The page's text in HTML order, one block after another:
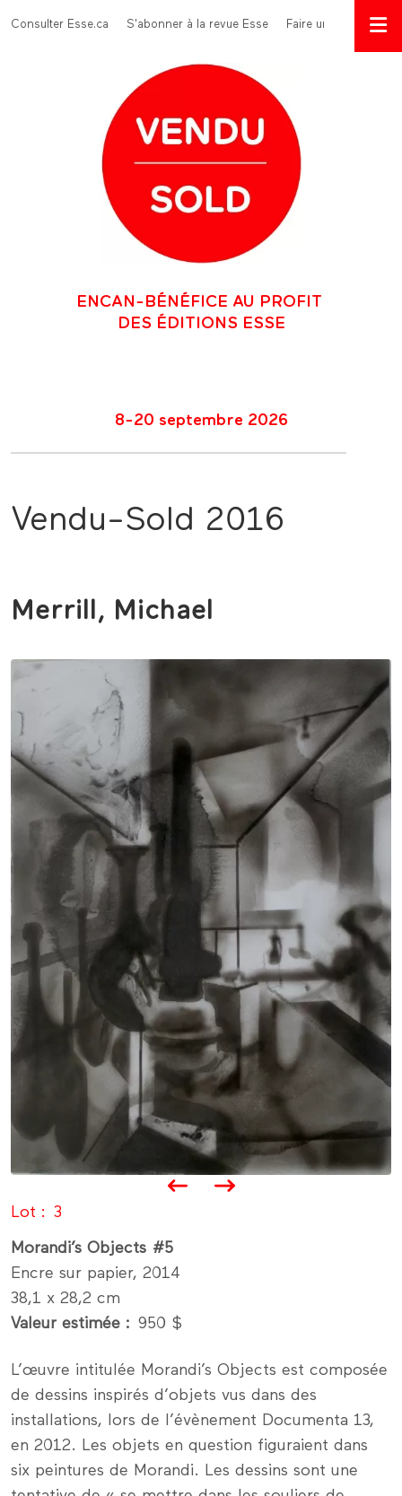
Menu Top
Consulter Esse.ca S'abonner à la revue Esse Faire un don
ENCAN-BÉNÉFICE AU PROFIT
DES ÉDITIONS ESSE
8-20 septembre 2026
Vendu-Sold 2016
Merrill, Michael
Lot 3
Morandi’s Objects #5
Encre sur papier, 2014
38,1 x 28,2 cm
Valeur estimée
950 $
L’œuvre intitulée Morandi’s Objects est composée
de dessins inspirés d’objets vus dans des
installations, lors de l’évènement Documenta 13,
en 2012. Les objets en question figuraient dans
six peintures de Morandi. Les dessins sont une